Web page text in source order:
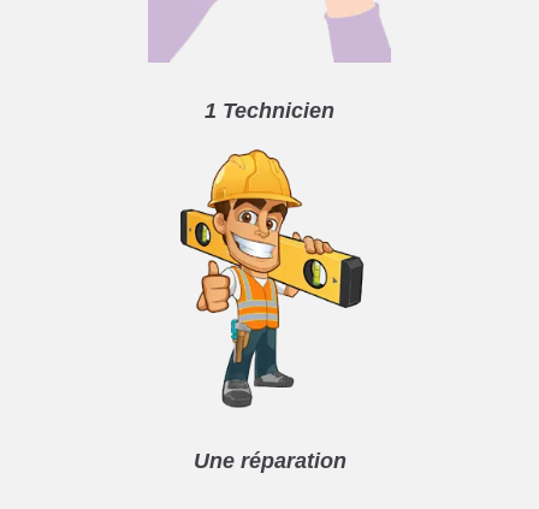
1 Technicien
Une réparation